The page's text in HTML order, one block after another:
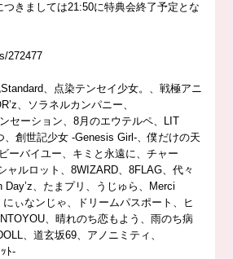
きましては21:50に特典会終了予定とな
272477
、点染テンセイ少女。、戦極アニ
、ソラネルカンパニー、
セーション、8月のエウテルペ、LIT
、創世記少女 -Genesis Girl-、僕だけの天
ーバイユー、キミと永遠に、チャー
ャルロット、8WIZARD、8FLAG、代々
、たまプリ、うじゅら、Merci
ぃなンじゃ、ドリームパスポート、ヒ
、晴れのち恋もよう、雨のち病
、道玄坂69、アノニミティ、
ﾄ-